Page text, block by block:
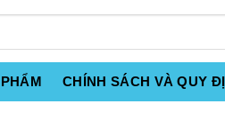
CHÍNH SÁCH VÀ QUY